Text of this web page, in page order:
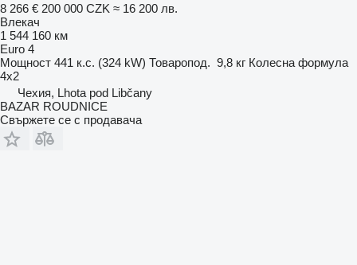
8 266 € 200 000 CZK ≈ 16 200 лв.
Влекач
1 544 160 км
Euro 4
Мощност 441 к.с. (324 kW) Товаропод. 9,8 кг Колесна формула
4x2
Чехия, Lhota pod Libčany
BAZAR ROUDNICE
Свържете се с продавача